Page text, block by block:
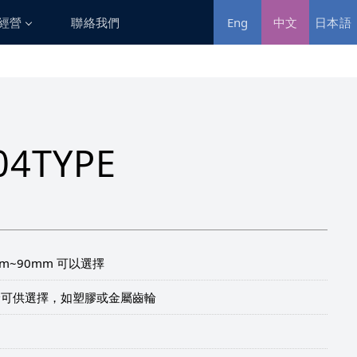
營 聯絡我們 Eng 中文 日本語
可以選擇
供選擇，如塑膠或金屬齒輪